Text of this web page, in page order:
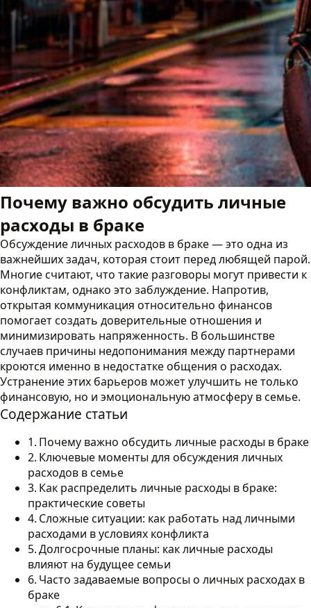
Почему важно обсудить личные
расходы в браке
Обсуждение личных расходов в браке — это одна из
важнейших задач, которая стоит перед любящей парой.
Многие считают, что такие разговоры могут привести к
конфликтам, однако это заблуждение. Напротив,
открытая коммуникация относительно финансов
помогает создать доверительные отношения и
минимизировать напряженность. В большинстве
случаев причины недопонимания между партнерами
кроются именно в недостатке общения о расходах.
Устранение этих барьеров может улучшить не только
финансовую, но и эмоциональную атмосферу в семье.
Содержание статьи
Почему важно обсудить личные расходы в браке
Ключевые моменты для обсуждения личных
расходов в семье
Как распределить личные расходы в браке:
практические советы
Сложные ситуации: как работать над личными
расходами в условиях конфликта
Долгосрочные планы: как личные расходы
влияют на будущее семьи
Часто задаваемые вопросы о личных расходах в
браке